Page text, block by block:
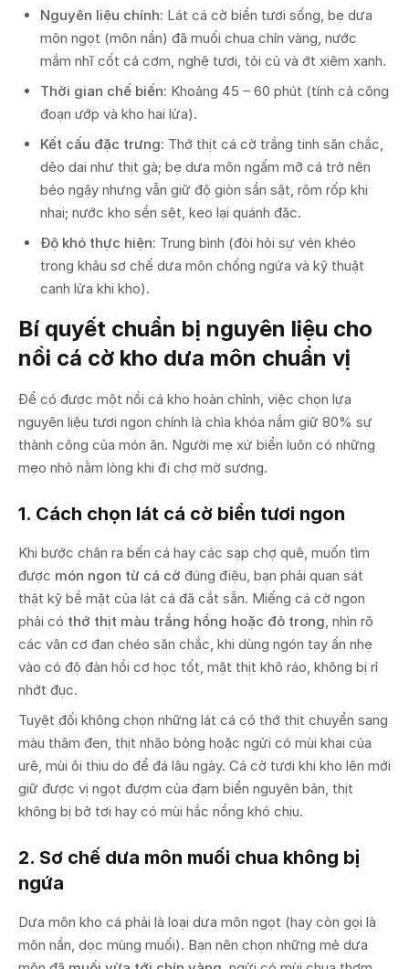
Nguyên liệu chính: Lát cá cờ biển tươi sống, bẹ dưa
môn ngọt (môn nần) đã muối chua chín vàng, nước
mắm nhĩ cốt cá cơm, nghệ tươi, tỏi củ và ớt xiêm xanh.
Thời gian chế biến: Khoảng 45 – 60 phút (tính cả công
đoạn ướp và kho hai lửa).
Kết cấu đặc trưng: Thớ thịt cá cờ trắng tinh săn chắc,
dẻo dai như thịt gà; bẹ dưa môn ngấm mỡ cá trở nên
béo ngậy nhưng vẫn giữ độ giòn sần sật, rôm rốp khi
nhai; nước kho sền sệt, keo lại quánh đặc.
Độ khó thực hiện: Trung bình (đòi hỏi sự vén khéo
trong khâu sơ chế dưa môn chống ngứa và kỹ thuật
canh lửa khi kho).
Bí quyết chuẩn bị nguyên liệu cho
nồi cá cờ kho dưa môn chuẩn vị
Để có được một nồi cá kho hoàn chỉnh, việc chọn lựa
nguyên liệu tươi ngon chính là chìa khóa nắm giữ 80% sự
thành công của món ăn. Người mẹ xứ biển luôn có những
mẹo nhỏ nằm lòng khi đi chợ mờ sương.
1. Cách chọn lát cá cờ biển tươi ngon
Khi bước chân ra bến cá hay các sạp chợ quê, muốn tìm
được món ngon từ cá cờ đúng điệu, bạn phải quan sát
thật kỹ bề mặt của lát cá đã cắt sẵn. Miếng cá cờ ngon
phải có thớ thịt màu trắng hồng hoặc đỏ trong , nhìn rõ
các vân cơ đan chéo săn chắc, khi dùng ngón tay ấn nhẹ
vào có độ đàn hồi cơ học tốt, mặt thịt khô ráo, không bị rỉ
nhớt đục.
Tuyệt đối không chọn những lát cá có thớ thịt chuyển sang
màu thâm đen, thịt nhão bỏng hoặc ngửi có mùi khai của
urê, mùi ôi thiu do để đá lâu ngày. Cá cờ tươi khi kho lên mới
giữ được vị ngọt đượm của đạm biển nguyên bản, thịt
không bị bở tơi hay có mùi hắc nồng khó chịu.
2. Sơ chế dưa môn muối chua không bị
ngứa
Dưa môn kho cá phải là loại dưa môn ngọt (hay còn gọi là
môn nần, dọc mùng muối). Bạn nên chọn những mẻ dưa